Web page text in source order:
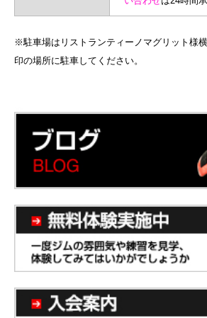
※駐車場はリストランティーノマグリット様
印の場所に駐車してください。